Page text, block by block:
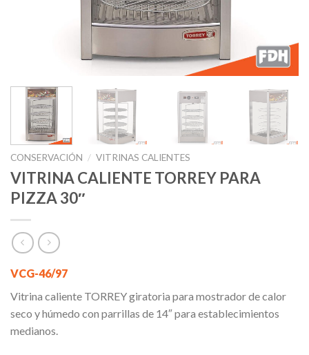
CONSERVACIÓN / VITRINAS CALIENTES
VITRINA CALIENTE TORREY PARA
PIZZA 30″
VCG-46/97
Vitrina caliente TORREY giratoria para mostrador de calor
seco y húmedo con parrillas de 14″ para establecimientos
medianos.